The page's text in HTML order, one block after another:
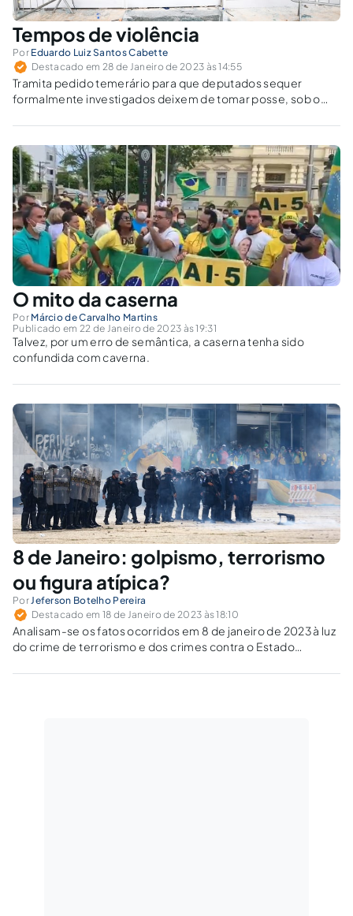
Tempos de violência
Por Eduardo Luiz Santos Cabette
Destacado em 28 de Janeiro de 2023 às 14:55
Tramita pedido temerário para que deputados sequer
formalmente investigados deixem de tomar posse, sob o
Brasília em 8/1/23. O deferimento do pleito seria uma
violência política e jurídica.
O mito da caserna
Por Márcio de Carvalho Martins
Publicado em 22 de Janeiro de 2023 às 19:31
Talvez, por um erro de semântica, a caserna tenha sido
confundida com caverna.
8 de Janeiro: golpismo, terrorismo
ou figura atípica?
PorJeferson Botelho Pereira
Destacado em 18 de Janeiro de 2023 às 18:10
Analisam-se os fatos ocorridos em 8 de janeiro de 2023 à luz
do crime de terrorismo e dos crimes contra o Estado